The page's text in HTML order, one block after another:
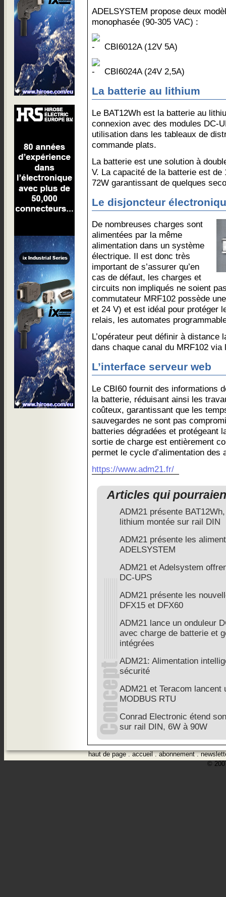
ADELSYSTEM propose deux
monophasée (90-305 VAC) :
CBI6012A (12V 5A)
CBI6024A (24V 2,5A)
La batterie au lithium
Le BAT12Wh est la batterie au
connexion avec des modules DC-
utilisation dans les tableaux de
commande plats.
La batterie est une solution à
V. La capacité de la batterie est de
72W garantissant de quelques
Le disjoncteur
De nombreuses charges sont
alimentées par la même
alimentation dans un système
électrique. Il est donc très
important de s’assurer qu’en
cas de défaut, les charges et
circuits non impliqués ne soient
commutateur MRF102 possède
et 24 V) et est idéal pour protéger
relais, les automates
L’opérateur peut définir à distance
dans chaque canal du MRF102
L’interface serveur web
Le CBI60 fournit des informations
la batterie, réduisant ainsi les
coûteux, garantissant que les
sauvegardes ne sont pas
batteries dégradées et protégeant
sortie de charge est entièrement
permet le cycle d’alimentation des
https://www.adm21.fr/
Articles qui
ADM21 présente
lithium montée sur rail DIN
ADM21 présente les
ADELSYSTEM
ADM21 et Adelsystem
DC-UPS
ADM21 présente les
DFX15 et DFX60
ADM21 lance un onduleur
avec charge de batterie et
intégrées
ADM21: Alimentation
sécurité
ADM21 et Teracom
MODBUS RTU
Conrad Electronic étend
sur rail DIN, 6W à 90W
haut de page.accueil.abonnement.
©